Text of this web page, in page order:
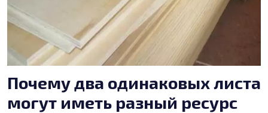
Почему два одинаковых листа
могут иметь разный ресурс